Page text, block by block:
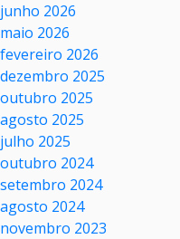
junho 2026
maio 2026
fevereiro 2026
dezembro 2025
outubro 2025
agosto 2025
julho 2025
outubro 2024
setembro 2024
agosto 2024
novembro 2023